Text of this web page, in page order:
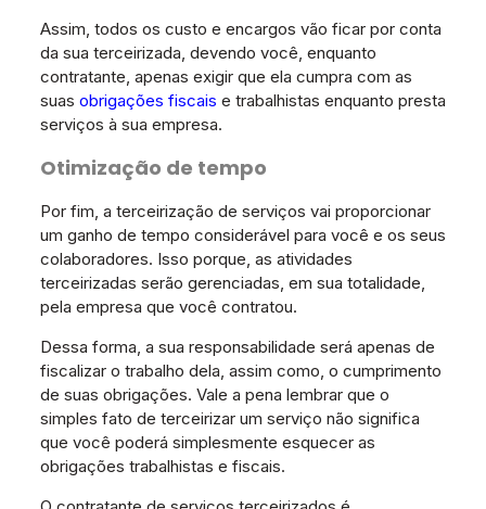
Assim, todos os custo e encargos vão ficar por conta
da sua terceirizada, devendo você, enquanto
contratante, apenas exigir que ela cumpra com as
suas obrigações fiscais e trabalhistas enquanto presta
serviços à sua empresa.
Otimização de tempo
Por fim, a terceirização de serviços vai proporcionar
um ganho de tempo considerável para você e os seus
colaboradores. Isso porque, as atividades
terceirizadas serão gerenciadas, em sua totalidade,
pela empresa que você contratou.
Dessa forma, a sua responsabilidade será apenas de
fiscalizar o trabalho dela, assim como, o cumprimento
de suas obrigações. Vale a pena lembrar que o
simples fato de terceirizar um serviço não significa
que você poderá simplesmente esquecer as
obrigações trabalhistas e fiscais.